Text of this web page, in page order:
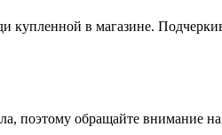
купленной в магазине.
поэтому обращайте внимание